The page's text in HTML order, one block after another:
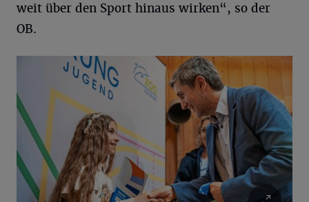
weit über den Sport hinaus wirken“, so der
OB.